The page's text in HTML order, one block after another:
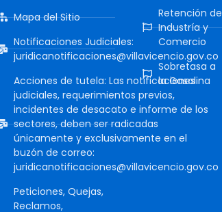
Mapa del Sitio
Notificaciones Judiciales:
juridicanotificaciones@villavicencio.gov.co
Acciones de tutela: Las notificaciones
judiciales, requerimientos previos,
incidentes de desacato e informe de los
sectores, deben ser radicadas
únicamente y exclusivamente en el
buzón de correo:
juridicanotificaciones@villavicencio.gov.co
Peticiones, Quejas,
Reclamos,
Retención de
Industría y
Comercio
Sobretasa a
la Gasolina